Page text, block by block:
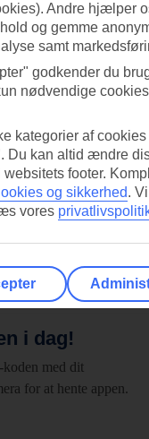
i dag!
koden med dit
for at hente appen.
Andre hjælper
og gemme
samt
godkender du
nødvendige
kategorier af
Du kan altid ændre
footer.
og sikkerhed.
vores